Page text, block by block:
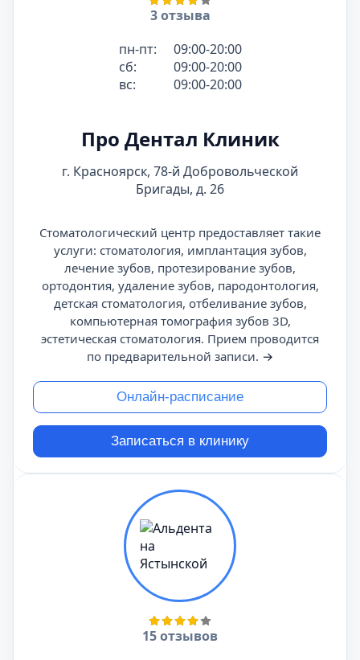
3 отзыва
пн-пт:
09:00-20:00
сб:
09:00-20:00
вс:
09:00-20:00
Про Дентал Клиник
г. Красноярск, 78-й Добровольческой
Бригады, д. 26
Стоматологический центр предоставляет такие
услуги: стоматология, имплантация зубов,
лечение зубов, протезирование зубов,
ортодонтия, удаление зубов, пародонтология,
детская стоматология, отбеливание зубов,
компьютерная томография зубов 3D,
эстетическая стоматология. Прием проводится
по предварительной записи. →
Онлайн-расписание
Записаться в клинику
15 отзывов